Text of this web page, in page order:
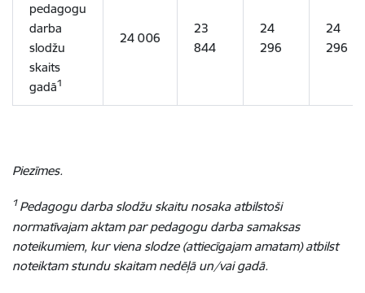
pedagogu
darba
slodžu
skaits
gadā1
24 006
23
844
24
296
24
296
Piezīmes.
1 Pedagogu darba slodžu skaitu nosaka atbilstoši
normatīvajam aktam par pedagogu darba samaksas
noteikumiem, kur viena slodze (attiecīgajam amatam) atbilst
noteiktam stundu skaitam nedēļā un/vai gadā.